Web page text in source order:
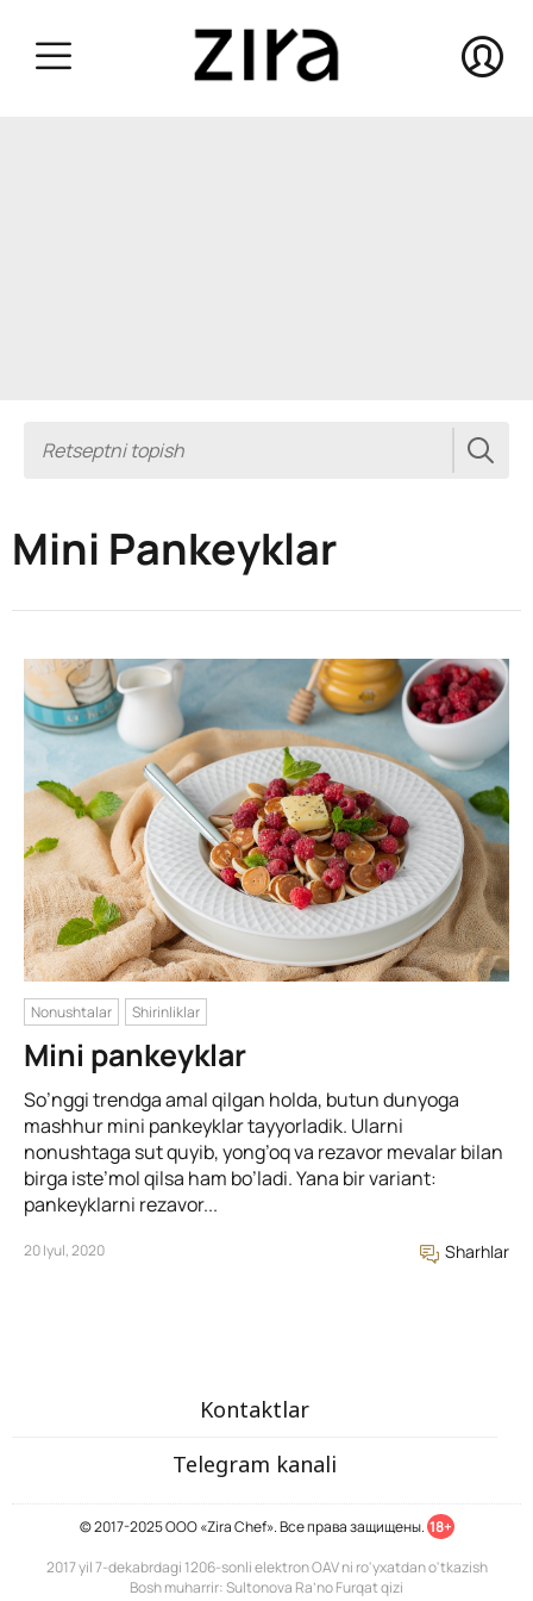
Mini Pankeyklar
Nonushtalar Shirinliklar
Mini pankeyklar
So’nggi trendga amal qilgan holda, butun dunyoga
mashhur mini pankeyklar tayyorladik. Ularni
nonushtaga sut quyib, yong’oq va rezavor mevalar bilan
birga iste’mol qilsa ham bo’ladi. Yana bir variant:
pankeyklarni rezavor...
20 Iyul, 2020 Sharhlar
Kontaktlar
Telegram kanali
© 2017-2025 ООО «Zira Chef». Все права защищены. 18+
2017 yil 7-dekabrdagi 1206-sonli elektron OAV ni ro'yxatdan o'tkazish
Bosh muharrir: Sultonova Ra’no Furqat qizi